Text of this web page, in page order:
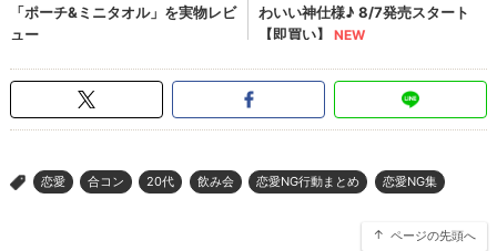
> 恋愛 合コン 20代 飲み会 恋愛NG行動まとめ 恋愛NG集
ページの先頭へ